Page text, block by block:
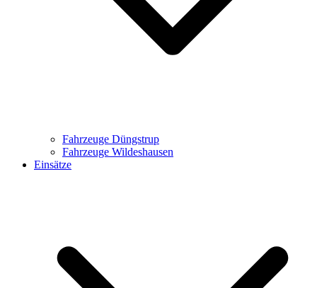
Fahrzeuge Düngstrup
Fahrzeuge Wildeshausen
Einsätze